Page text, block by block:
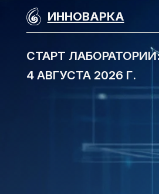
СТАРТ ЛАБОРАТОРИИ:
ИННОВАРКА